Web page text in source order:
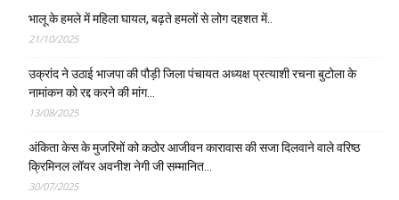
भालू के हमले में महिला घायल, बढ़ते हमलों से लोग दहशत में..
21/10/2025
उक्रांद ने उठाई भाजपा की पौड़ी जिला पंचायत अध्यक्ष प्रत्याशी रचना बुटोला के
नामांकन को रद्द करने की मांग…
13/08/2025
अंकिता केस के मुजरिमों को कठोर आजीवन कारावास की सजा दिलवाने वाले वरिष्ठ
क्रिमिनल लॉयर अवनीश नेगी जी सम्मानित…
30/07/2025